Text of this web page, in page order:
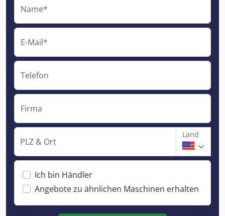
Name*
E-Mail*
Telefon
Firma
PLZ & Ort
Land
Ich bin Händler
Angebote zu ähnlichen Maschinen erhalten